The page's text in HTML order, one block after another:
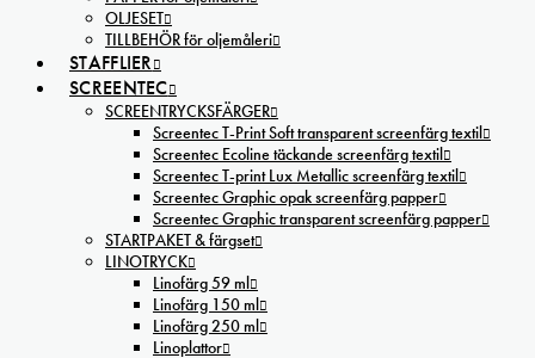
OLJESET
TILLBEHÖR för oljemåleri
STAFFLIER
SCREENTEC
SCREENTRYCKSFÄRGER
Screentec T-Print Soft transparent screenfärg textil
Screentec Ecoline täckande screenfärg textil
Screentec T-print Lux Metallic screenfärg textil
Screentec Graphic opak screenfärg papper
Screentec Graphic transparent screenfärg papper
STARTPAKET & färgset
LINOTRYCK
Linofärg 59 ml
Linofärg 150 ml
Linofärg 250 ml
Linoplattor